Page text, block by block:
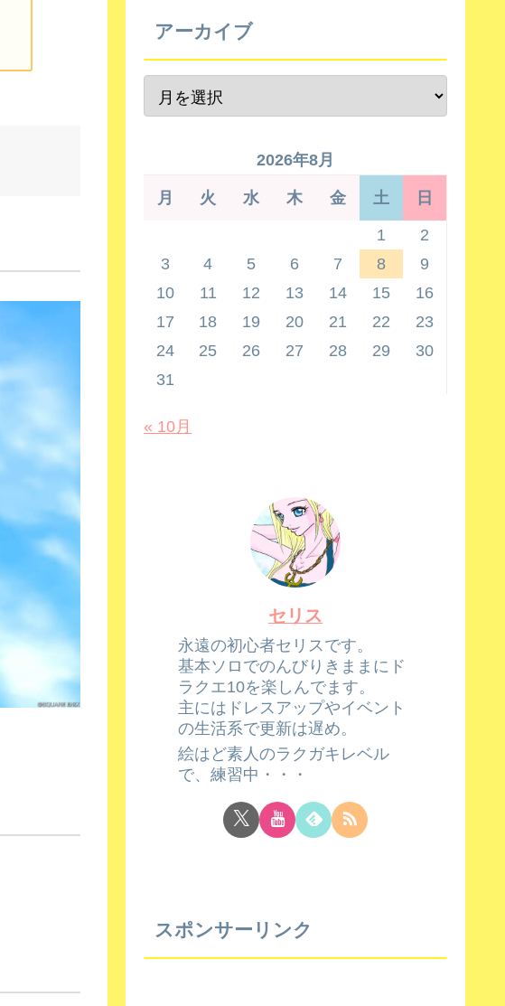
アーカイブ
2026年8月
月 火 水 木 金 土 日
1
2
3
4 5 6 7 8
9
10
11 12 13 14 15
16
17
18 19 20 21 22
23
24
25 26 27 28 29
30
31
« 10月
セリス
永遠の初心者セリスです。
基本ソロでのんびりきままにド
ラクエ10を楽しんでます。
主にはドレスアップやイベント
の生活系で更新は遅め。
絵はど素人のラクガキレベル
で、練習中・・・
スポンサーリンク